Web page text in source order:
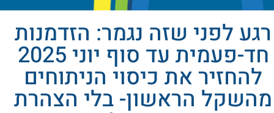
רגע לפני שזה נגמר: הזדמנות
חד-פעמית עד סוף יוני 2025
להחזיר את כיסוי הניתוחים
מהשקל הראשון- בלי הצהרת